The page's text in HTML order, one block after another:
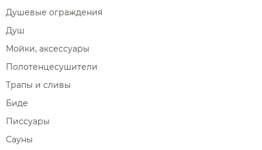
Душевые ограждения
Душ
Мойки, аксессуары
Полотенцесушители
Трапы и сливы
Биде
Писсуары
Сауны